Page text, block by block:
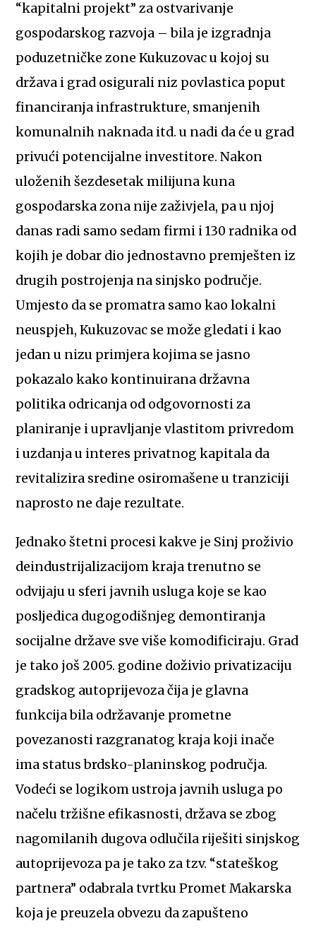
“kapitalni projekt” za ostvarivanje
gospodarskog razvoja – bila je izgradnja
poduzetničke zone Kukuzovac u kojoj su
država i grad osigurali niz povlastica poput
financiranja infrastrukture, smanjenih
komunalnih naknada itd. u nadi da će u grad
privući potencijalne investitore. Nakon
uloženih šezdesetak milijuna kuna
gospodarska zona nije zaživjela, pa u njoj
danas radi samo sedam firmi i 130 radnika od
kojih je dobar dio jednostavno premješten iz
drugih postrojenja na sinjsko područje.
Umjesto da se promatra samo kao lokalni
neuspjeh, Kukuzovac se može gledati i kao
jedan u nizu primjera kojima se jasno
pokazalo kako kontinuirana državna
politika odricanja od odgovornosti za
planiranje i upravljanje vlastitom privredom
i uzdanja u interes privatnog kapitala da
revitalizira sredine osiromašene u tranziciji
naprosto ne daje rezultate.
Jednako štetni procesi kakve je Sinj proživio
deindustrijalizacijom kraja trenutno se
odvijaju u sferi javnih usluga koje se kao
posljedica dugogodišnjeg demontiranja
socijalne države sve više komodificiraju. Grad
je tako još 2005. godine doživio privatizaciju
gradskog autoprijevoza čija je glavna
funkcija bila održavanje prometne
povezanosti razgranatog kraja koji inače
ima status brdsko-planinskog područja.
Vodeći se logikom ustroja javnih usluga po
načelu tržišne efikasnosti, država se zbog
nagomilanih dugova odlučila riješiti sinjskog
autoprijevoza pa je tako za tzv. “stateškog
partnera” odabrala tvrtku Promet Makarska
koja je preuzela obvezu da zapušteno